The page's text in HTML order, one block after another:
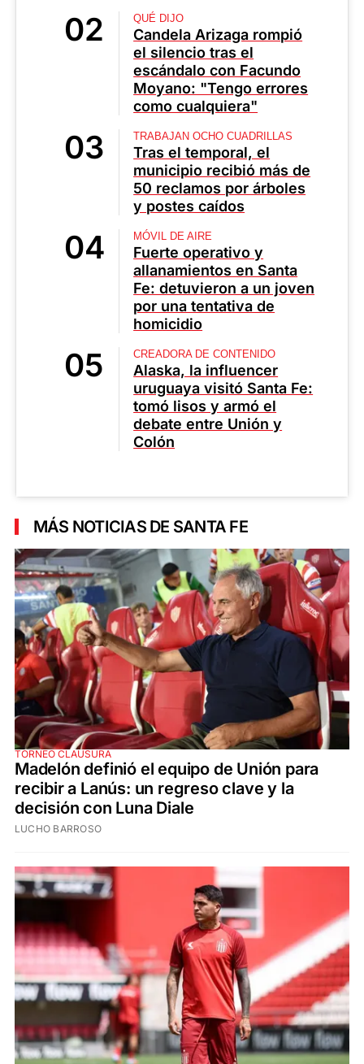
QUÉ DIJO
Candela Arizaga rompió
el silencio tras el
escándalo con Facundo
Moyano: "Tengo errores
como cualquiera"
TRABAJAN OCHO CUADRILLAS
Tras el temporal, el
municipio recibió más de
50 reclamos por árboles
y postes caídos
MÓVIL DE AIRE
Fuerte operativo y
allanamientos en Santa
Fe: detuvieron a un joven
por una tentativa de
homicidio
CREADORA DE CONTENIDO
Alaska, la influencer
uruguaya visitó Santa Fe:
tomó lisos y armó el
debate entre Unión y
Colón
MÁS NOTICIAS DE SANTA FE
TORNEO CLAUSURA
Madelón definió el equipo de Unión para
recibir a Lanús: un regreso clave y la
decisión con Luna Diale
LUCHO BARROSO